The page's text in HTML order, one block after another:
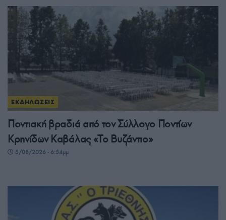
ΕΚΔΗΛΩΣΕΙΣ
Ποντιακή βραδιά από τον Σύλλογο Ποντίων
Κρηνίδων Καβάλας «Το Βυζάντιο»
5/08/2026 - 6:54μμ